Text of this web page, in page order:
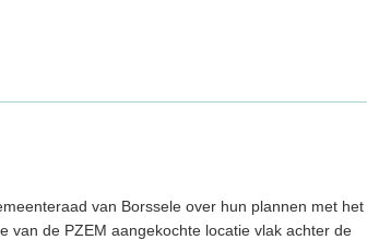
van Borssele over hun plannen met het
van de PZEM aangekochte locatie vlak achter de